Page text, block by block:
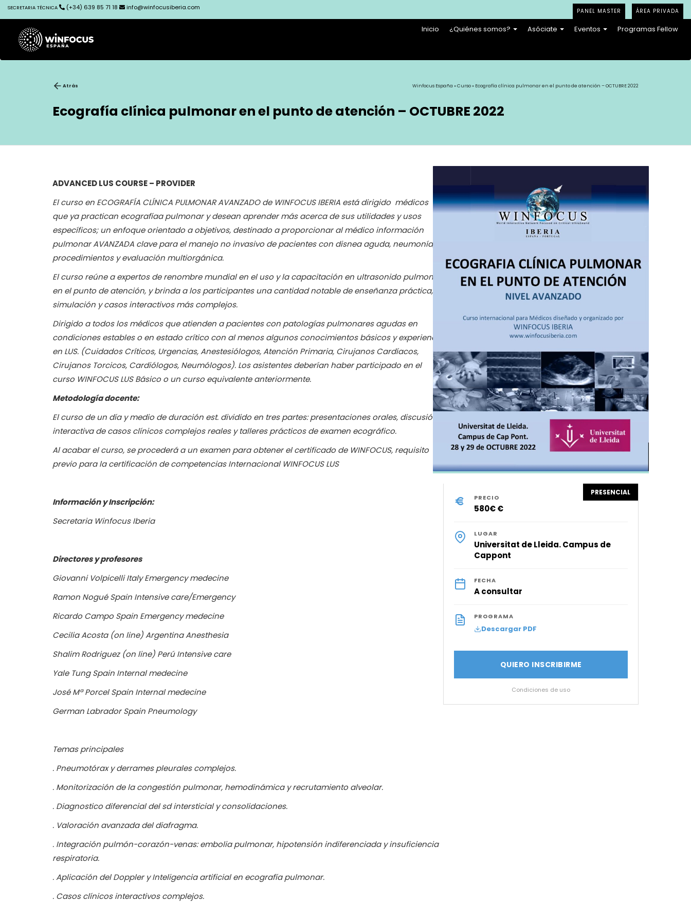
SECRETARIA TÉCNICA (+34) 639 85 71 18 info@winfocusiberia.com PANEL MASTER ÁREA PRIVADA
Inicio ¿Quiénes somos? Asóciate Eventos Programas Fellow
Atrás Winfocus España »Curso» Ecografía clínica pulmonar en el punto de atención – OCTUBRE 2022
Ecografía clínica pulmonar en el punto de atención – OCTUBRE 2022
ADVANCED LUS COURSE – PROVIDER
El curso en ECOGRAFÍA CLÍNICA PULMONAR AVANZADO de WINFOCUS IBERIA está dirigido médicos
que ya practican ecografíaa pulmonar y desean aprender más acerca de susutilidades y usos
específicos; un enfoque orientado a objetivos, destinado a proporcionar almédico información
pulmonar AVANZADA clave para el manejo no invasivo de pacientes con disnea aguda, neumonía,
procedimientos y evaluación multiorgánica.
El curso reúne a expertos de renombre mundial en el uso y la capacitación en ultrasonido pulmonar
en el punto de atención, y brinda a los participantes una cantidad notable deenseñanza práctica,
simulación y casos interactivos más complejos.
Dirigido a todos los médicos que atienden a pacientes con patologías pulmonares agudas en
condiciones estables o en estado crítico con al menos algunos conocimientos básicos yexperiencia
en LUS. (Cuidados Críticos, Urgencias, Anestesiólogos, Atención Primaria, Cirujanos Cardíacos,
Cirujanos Torcicos, Cardiólogos, Neumólogos). Los asistentes deberían haber participado en el
curso WINFOCUS LUS Básico o un curso equivalente anteriormente.
Metodología docente:
El curso de un día y medio de duración est. dividido en tres partes: presentaciones orales, discusión
interactiva de casos clínicos complejos reales y talleres prácticos de examen ecográfico.
Al acabar el curso, se procederá a un examen para obtener el certificado de WINFOCUS, requisito
previo para la certificación de competencias Internacional WINFOCUS LUS
Información y Inscripción:
Secretaria Winfocus Iberia
Directores y profesores
Giovanni Volpicelli Italy Emergency medecine
Ramon Nogué Spain Intensive care/Emergency
Ricardo Campo Spain Emergency medecine
Cecilia Acosta (on line) Argentina Anesthesia
Shalim Rodriguez (on line) Perú Intensive care
Yale Tung Spain Internal medecine
José Mª Porcel Spain Internal medecine
German Labrador Spain Pneumology
Temas principales
. Pneumotórax y derrames pleurales complejos.
. Monitorización de la congestión pulmonar, hemodinámica y recrutamiento alveolar.
. Diagnostico diferencial del sd intersticial y consolidaciones.
. Valoración avanzada del diafragma.
. Integración pulmón-corazón-venas: embolia pulmonar, hipotensión indiferenciada yinsuficiencia
respiratoria.
. Aplicación del Doppler y Inteligencia artificial en ecografía pulmonar.
. Casos clínicos interactivos complejos.
PRESENCIAL
PRECIO
580€ €
LUGAR
Universitat de Lleida. Campus de
Cappont
FECHA
A consultar
PROGRAMA
Descargar PDF
QUIERO INSCRIBIRME
Condiciones de uso